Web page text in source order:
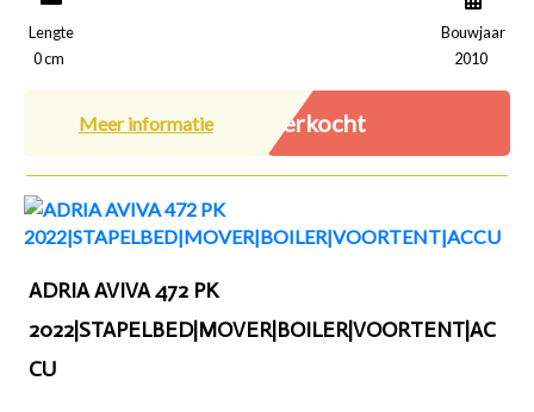
Lengte
0 cm
Bouwjaar
2010
Meer informatie Verkocht
ADRIA AVIVA 472 PK
2022|STAPELBED|MOVER|BOILER|VOORTENT|AC
CU